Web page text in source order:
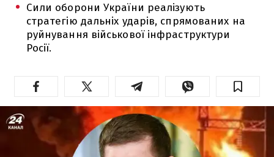
Сили оборони України реалізують
стратегію дальніх ударів, спрямованих на
руйнування військової інфраструктури
Росії.